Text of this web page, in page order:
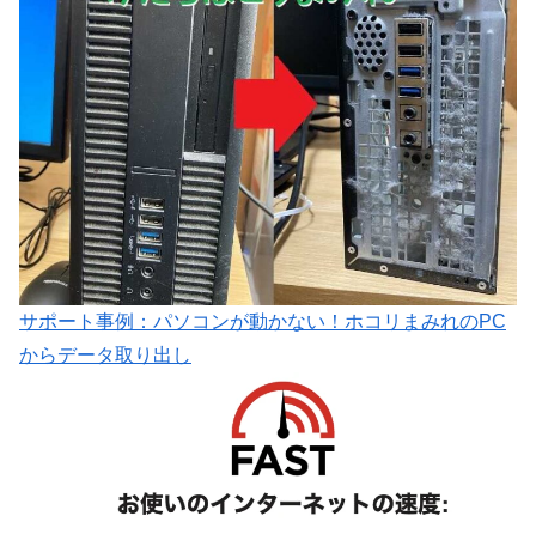
サポート事例：パソコンが動かない！ホコリまみれのPC
からデータ取り出し